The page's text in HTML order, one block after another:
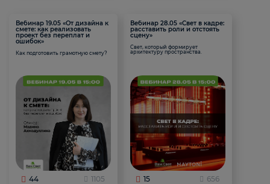
Вебинар 19.05 «От дизайна к
смете: как реализовать
проект без переплат и
ошибок»
Как подготовить грамотную смету?
44 1105
Вебинар 28.05 «Свет в кадре:
расставить роли и отстоять
сцену»
Свет, который формирует
архитектуру пространства.
15 656